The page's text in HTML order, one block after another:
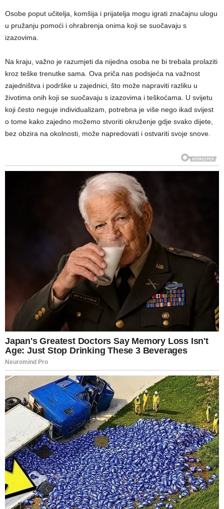
Osobe poput učitelja, komšija i prijatelja mogu igrati značajnu ulogu
u pružanju pomoći i ohrabrenja onima koji se suočavaju s
izazovima.
Na kraju, važno je razumjeti da nijedna osoba ne bi trebala prolaziti
kroz teške trenutke sama. Ova priča nas podsjeća na važnost
zajedništva i podrške u zajednici, što može napraviti razliku u
životima onih koji se suočavaju s izazovima i teškoćama. U svijetu
koji često neguje individualizam, potrebna je više nego ikad svijest
o tome kako zajedno možemo stvoriti okruženje gdje svako dijete,
bez obzira na okolnosti, može napredovati i ostvariti svoje snove.